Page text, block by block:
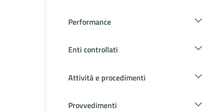
Performance
Enti controllati
Attività e procedimenti
Provvedimenti